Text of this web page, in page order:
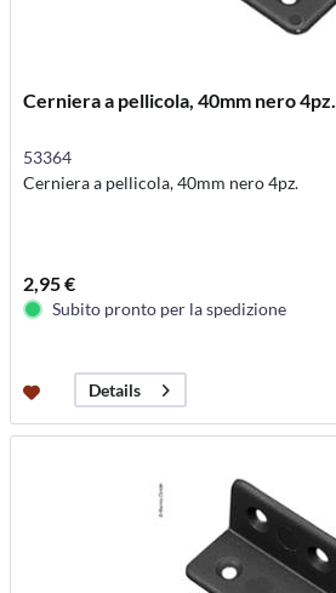
Cerniera a pellicola, 40mm nero 4pz.
53364
Cerniera a pellicola, 40mm nero 4pz.
2,95 €
Subito pronto per la spedizione
Details